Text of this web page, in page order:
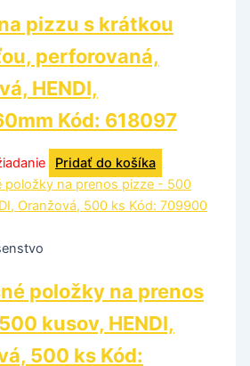
pizzu s krátkou
perforovaná,
HENDI,
Kód: 618097
Pridať do košíka
položky na prenos
kusov, HENDI,
500 ks Kód: